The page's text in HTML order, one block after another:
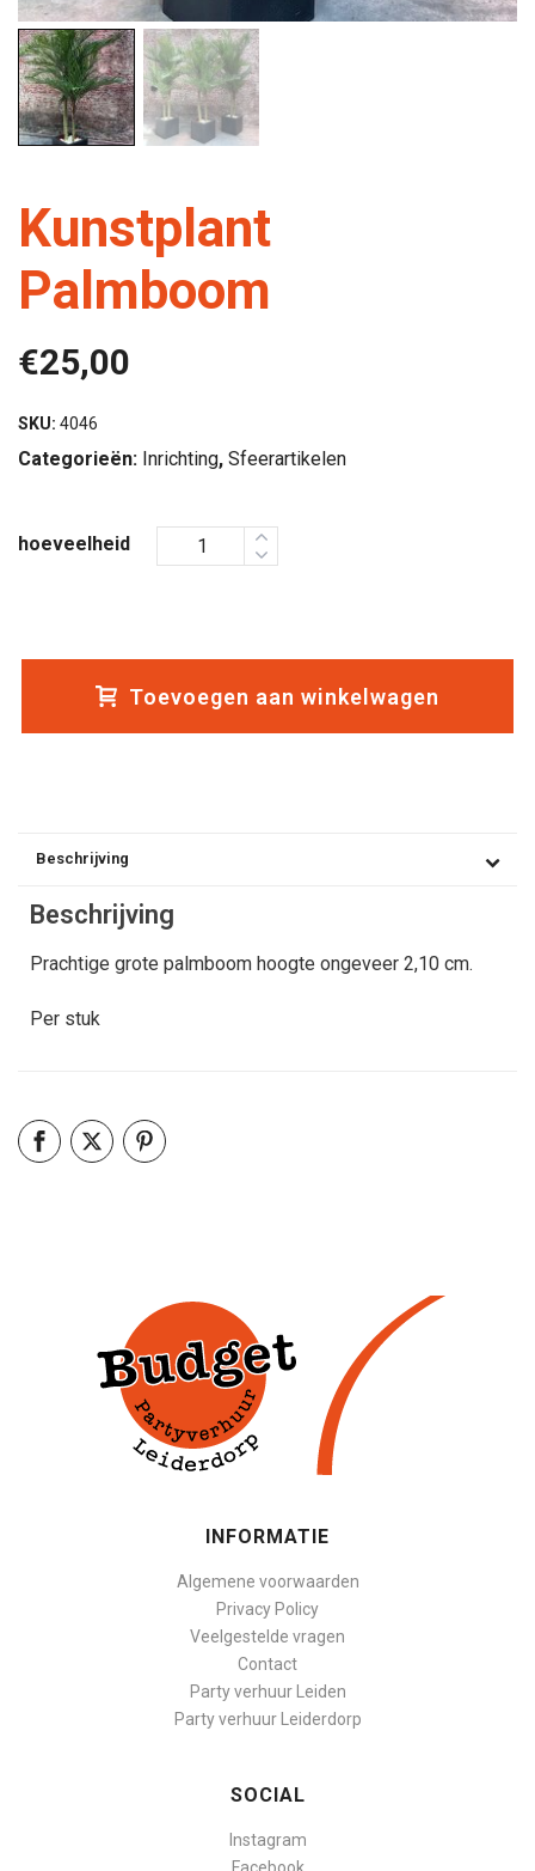
Kunstplant
Palmboom
€25,00
SKU: 4046
Categorieën: Inrichting, Sfeerartikelen
hoeveelheid
Toevoegen aan winkelwagen
Beschrijving
Beschrijving
Prachtige grote palmboom hoogte ongeveer 2,10 cm.
Per stuk
INFORMATIE
Algemene voorwaarden
Privacy Policy
Veelgestelde vragen
Contact
Party verhuur Leiden
Party verhuur Leiderdorp
SOCIAL
Instagram